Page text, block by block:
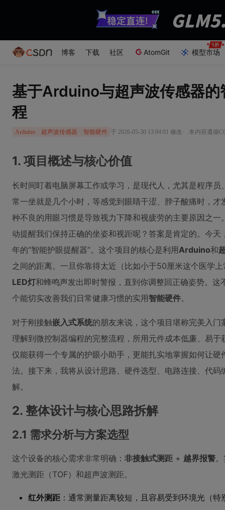
博客 下载 社区 AtomGit 模型市场
基于Arduino与超声波传感器的
程
Arduino 超声波传感器 智能硬件 于 2026-05-30 13:04:01 修改 · 本内容遵循
1. 项目概述与核心价值
长时间盯着电脑屏幕工作或学习，是现代人，尤其是程序
常一坐就是几个小时，等感觉到眼睛干涩、脖子酸痛时，
种不良的用眼习惯是导致视力下降和视疲劳的主要原因之
动提醒我们保持正确的坐姿和视距呢？答案是肯定的。今
年的“智能护眼提醒器”。这个项目的核心是利用Arduino和
之间的距离。一旦你靠得太近（比如小于50厘米这个医学
LED灯和蜂鸣声发出即时警报，直到你调整回正确姿势。
个能切实改善我们日常健康习惯的实用智能硬件。
对于刚接触嵌入式系统的朋友来说，这个项目堪称完美入
理解到微控制器编程的完整流程，所用元件成本低廉、易
仅能获得一个专属的护眼小助手，更能扎实地掌握如何让
法。接下来，我将从设计思路、硬件选型、电路连接、代
解。
2. 整体设计与核心思路拆解
2.1 需求分析与方案选型
这个设备的核心需求非常明确： 非接触式测距 + 越界报警
激光测距（TOF）和超声波测距。
红外测距 ：通常测量距离较短，且容易受到环境光（